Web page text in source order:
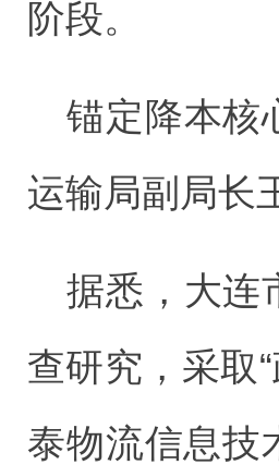
阶段。
锚定降本核
运输局副局长
据悉，大连
查研究，采取
泰物流信息技